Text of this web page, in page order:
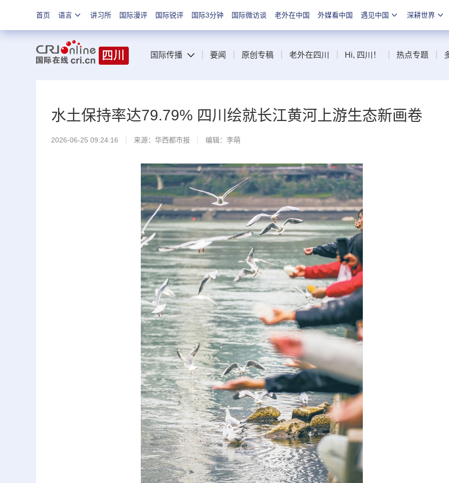
首页 语言 讲习所 国际漫评 国际锐评 国际3分钟 国际微访谈 老外在中国 外媒看中国 遇见中国 深耕世界
国际传播 要闻 原创专稿 老外在四川 Hi, 四川！ 热点专题
水土保持率达79.79% 四川绘就长江黄河上游生态新画卷
2026-06-25 09:24:16 来源： 华西都市报 编辑：李萌